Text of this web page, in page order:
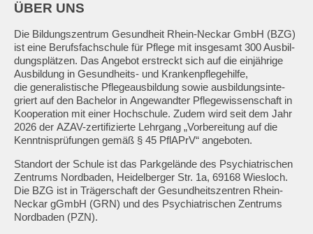
ÜBER UNS
Die Bildungszentrum Gesundheit Rhein-Neckar GmbH (BZG)
ist eine Be­rufs­fach­schu­le für Pfle­ge mit ins­ge­samt 300 Aus­bil­
dungs­plät­zen. Das An­ge­bot erst­reckt sich auf die ein­jäh­ri­ge
Aus­bil­dung in Ge­sund­heits- und Kran­ken­pfle­ge­hil­fe,
die generalistische Pfle­ge­aus­bil­dung so­wie aus­bil­dungs­in­te­
griert auf den Ba­che­lor in Angewandter Pfle­ge­wis­sen­schaft in
Ko­o­pe­ra­tion mit einer Hoch­schu­le. Zu­dem wird seit dem Jahr
2026 der AZAV-zertifizierte Lehr­gang „Vor­be­rei­tung auf die
Kennt­nis­prü­fun­gen ge­mäß § 45 PflAPrV“ an­ge­bo­ten.
Standort der Schule ist das Parkgelände des Psychiatrischen
Zentrums Nordbaden, Heidelberger Str. 1a, 69168 Wiesloch.
Die BZG ist in Trägerschaft der Gesundheitszentren Rhein-
Neckar gGmbH (GRN) und des Psychiatrischen Zentrums
Nordbaden (PZN).